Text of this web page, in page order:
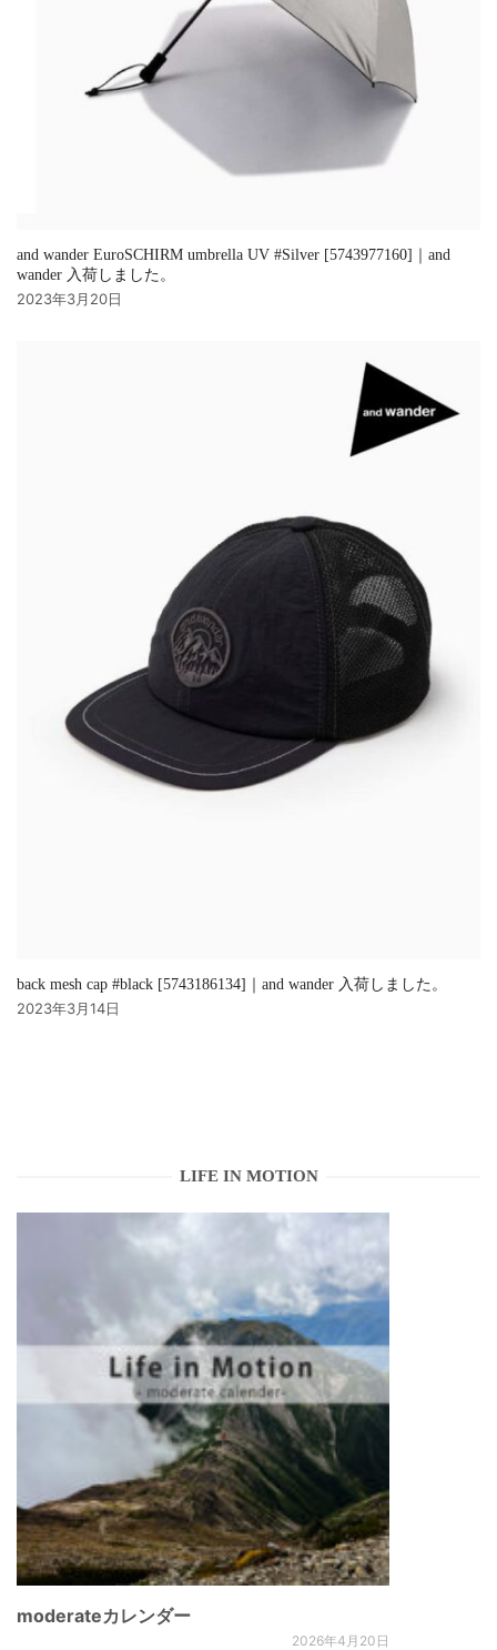
and wander EuroSCHIRM umbrella UV #Silver [5743977160]｜and
wander 入荷しました。
2023年3月20日
back mesh cap #black [5743186134]｜and wander 入荷しました。
2023年3月14日
LIFE IN MOTION
moderateカレンダー
2026年4月20日